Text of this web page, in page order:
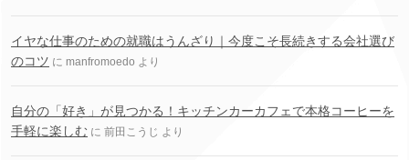
イヤな仕事のための就職はうんざり｜今度こそ長続きする会社選び
のコツ に manfromoedo より
自分の「好き」が見つかる！キッチンカーカフェで本格コーヒーを
手軽に楽しむ に 前田こうじ より